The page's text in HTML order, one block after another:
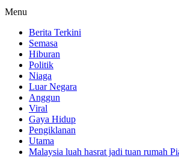
Menu
Berita Terkini
Semasa
Hiburan
Politik
Niaga
Luar Negara
Anggun
Viral
Gaya Hidup
Pengiklanan
Utama
Malaysia luah hasrat jadi tuan rumah